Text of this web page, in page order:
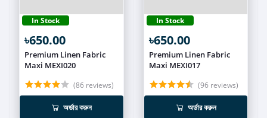
In Stock
৳650.00
Premium Linen Fabric
Maxi MEXI020
(86 reviews)
অর্ডার করুন
In Stock
৳650.00
Premium Linen Fabric
Maxi MEXI017
(96 reviews)
অর্ডার করুন